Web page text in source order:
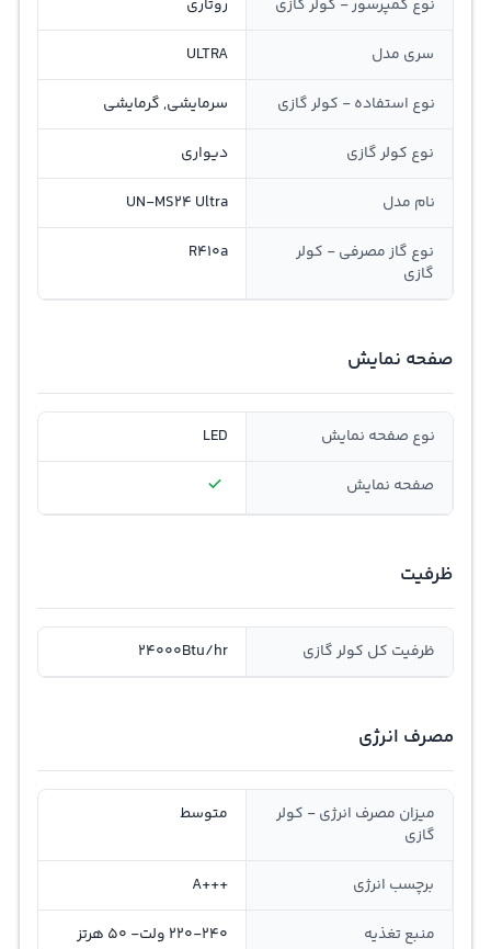
نوع کمپرسور - کولر گازی روتاری
سری مدل ULTRA
نوع استفاده - کولر گازی سرمایشی, گرمایشی
نوع کولر گازی دیواری
نام مدل UN-MS24 Ultra
نوع گاز مصرفی - کولر
گازی
R410a
صفحه نمایش
نوع صفحه نمایش LED
صفحه نمایش
ظرفیت
ظرفیت کل کولر گازی 24000Btu/hr
مصرف انرژی
میزان مصرف انرژی - کولر
گازی
متوسط
برچسب انرژی +++A
منبع تغذیه 220-240 ولت- 50 هرتز